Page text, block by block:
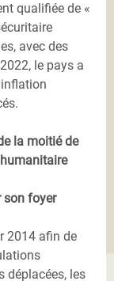
qualifiée de «
avec des
le pays a
inflation
la moitié de
son foyer
2014 afin de
déplacées, les